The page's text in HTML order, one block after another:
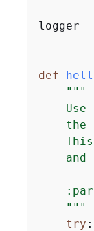
logger =
def
"""
Use
the
and
    """
try :